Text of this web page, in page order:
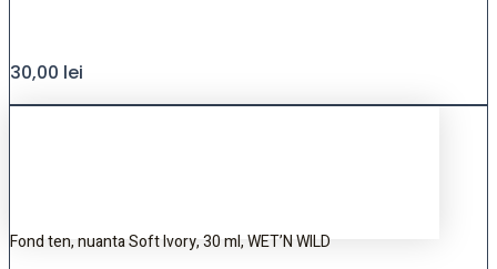
30,00 lei
Fond ten, nuanta Soft Ivory, 30 ml, WET’N WILD